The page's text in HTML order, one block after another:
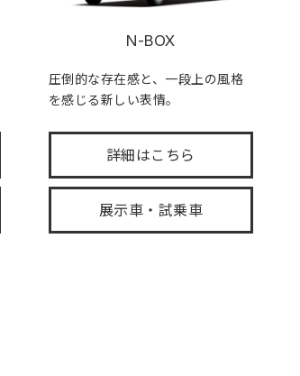
N-BOX
圧倒的な存在感と、一段上の風格
を感じる新しい表情。
詳細はこちら
展示車・試乗車